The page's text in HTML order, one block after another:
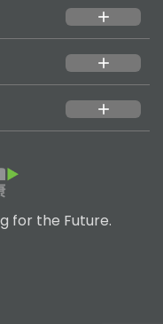
add
add
add
for the Future.